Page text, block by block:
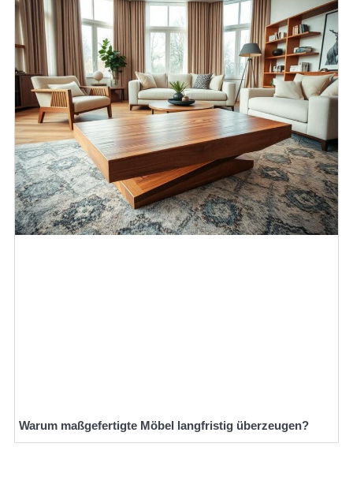
Warum maßgefertigte Möbel langfristig überzeugen?